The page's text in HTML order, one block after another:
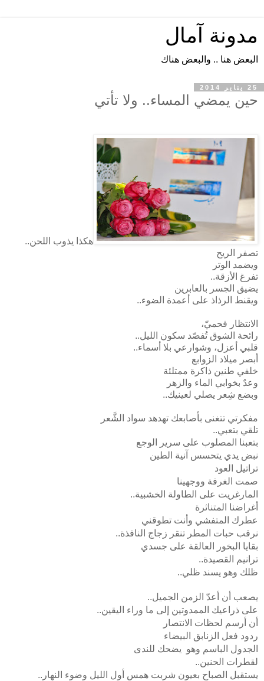
مدونة آمال
البعض هنا .. والبعض هناك
25 يناير 2014
حين يمضي المساء.. ولا تأتي
هكذا يذوب اللحن..
تصفر الريح
ويضمد الوتر
تفرغ الأزقة..
يضيق الجسر بالعابرين
ويقنط الرذاذ على أعمدة الضوء..
الانتظار فحميّ،
رائحة الشوق تُفصّد سكون الليل..
قلبي أعزل، وشوارعي بلا أسماء..
أبصر ميلاد الزوابع
خلفي طنين ذاكرة ممتلئة
وعدٌ بخوابي الماء والزهر
وبضع شِعر يصلي لعينيك..
مفكرتي تتغنى بأصابعك تهدهد سواد الشَّعر
تلقي بتعبي..
بتعبنا المصلوب على سرير الوجع
نبض يدي يتحسس آنية الطين
تراتيل العود
صمت الغرفة ووجهينا
المارغريت على الطاولة الخشبية..
أغراضنا المتناثرة
عطرك المتفشي وأنت تطوقني
نرقب حبات المطر تنقر زجاج النافذة..
بقايا البخور العالقة على جسدي
ترانيم القصيدة..
ظلك وهو يسند ظلي..
يصعب أن أعدّ الزمن الجميل..
على ذراعيك الممدوتين إلى ما وراء اليقين..
أن أرسم لحظات الانتصار
ردود فعل الزنابق البيضاء
الجدول الباسم وهو يضحك للندى
لقطرات الحنين..
يستقبل الصباح بعيون شربت همس أول الليل وضوء النهار..